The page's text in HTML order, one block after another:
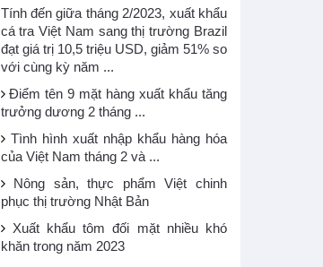
Tính đến giữa tháng 2/2023, xuất khẩu
cá tra Việt Nam sang thị trường Brazil
đạt giá trị 10,5 triệu USD, giảm 51% so
với cùng kỳ năm ...
Điểm tên 9 mặt hàng xuất khẩu tăng
trưởng dương 2 tháng ...
Tình hình xuất nhập khẩu hàng hóa
của Việt Nam tháng 2 và ...
Nông sản, thực phẩm Việt chinh
phục thị trường Nhật Bản
Xuất khẩu tôm đối mặt nhiều khó
khăn trong năm 2023